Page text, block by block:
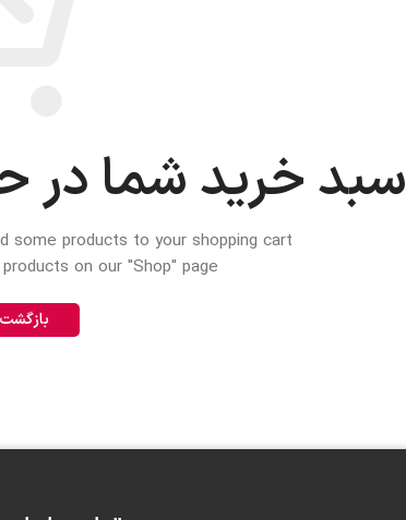
سبد خرید شما در
products to your shopping cart.
on our "Shop" page.